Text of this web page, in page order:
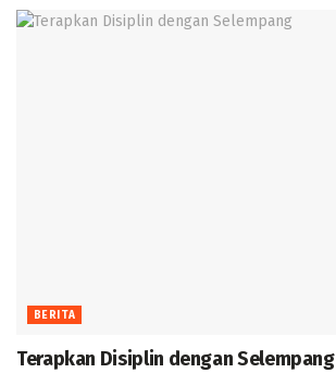
BERITA
Terapkan Disiplin dengan Selempang